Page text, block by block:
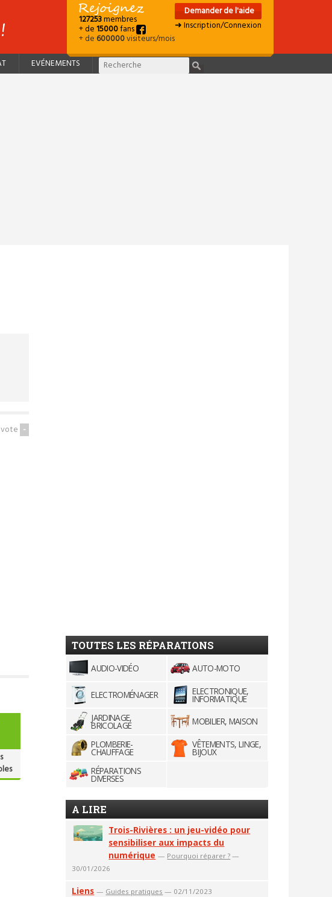
127253membres
+ de15000fans
+ de600000visiteurs/mois
Demander de l'aide
➜ Inscription/Connexion
EVÉNEMENTS
vote -
TOUTES LES RÉPARATIONS
AUDIO-VIDÉO AUTO-MOTO
ELECTROMÉNAGER ELECTRONIQUE,
INFORMATIQUE
JARDINAGE,
BRICOLAGE
MOBILIER, MAISON
PLOMBERIE-
CHAUFFAGE
VÊTEMENTS, LINGE,
BIJOUX
RÉPARATIONS
DIVERSES
A LIRE
Trois-Rivières : un jeu-vidéo pour
sensibiliser aux impacts du
numérique — Pourquoi réparer ? —
30/01/2026
Liens — Guides pratiques — 02/11/2023